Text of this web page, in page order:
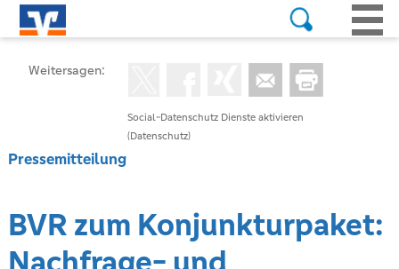
Social-Datenschutz Dienste aktivieren
(Datenschutz)
Weitersagen:
Pressemitteilung
BVR zum Konjunkturpaket: